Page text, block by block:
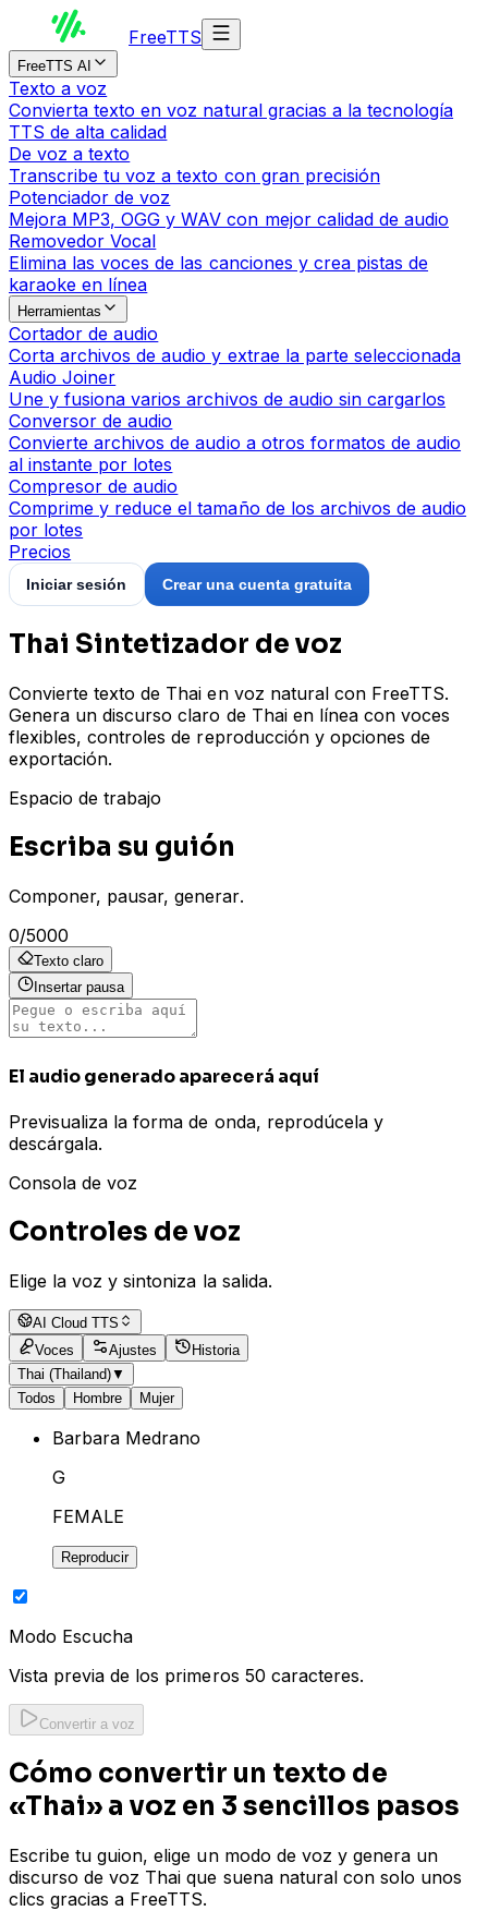
FreeTTS
FreeTTS AI
Texto a voz
Convierta texto en voz natural gracias a la tecnología
TTS de alta calidad
De voz a texto
Transcribe tu voz a texto con gran precisión
Potenciador de voz
Mejora MP3, OGG y WAV con mejor calidad de audio
Removedor Vocal
Elimina las voces de las canciones y crea pistas de
karaoke en línea
Herramientas
Cortador de audio
Corta archivos de audio y extrae la parte seleccionada
Audio Joiner
Une y fusiona varios archivos de audio sin cargarlos
Conversor de audio
Convierte archivos de audio a otros formatos de audio
al instante por lotes
Compresor de audio
Comprime y reduce el tamaño de los archivos de audio
por lotes
Precios
Iniciar sesión Crear una cuenta gratuita
Thai Sintetizador de voz
Convierte texto de Thai en voz natural con FreeTTS.
Genera un discurso claro de Thai en línea con voces
flexibles, controles de reproducción y opciones de
exportación.
Espacio de trabajo
Escriba su guión
Componer, pausar, generar.
0/5000
Texto claro
Insertar pausa
El audio generado aparecerá aquí
Previsualiza la forma de onda, reprodúcela y
descárgala.
Consola de voz
Controles de voz
Elige la voz y sintoniza la salida.
AI Cloud TTS
Voces
Ajustes
Historia
Thai (Thailand)▼
Todos
Hombre Mujer
Barbara Medrano
G
FEMALE
Reproducir
Modo Escucha
Vista previa de los primeros 50 caracteres.
Convertir a voz
Cómo convertir un texto de
«Thai» a voz en 3 sencillos pasos
Escribe tu guion, elige un modo de voz y genera un
discurso de voz Thai que suena natural con solo unos
clics gracias a FreeTTS.